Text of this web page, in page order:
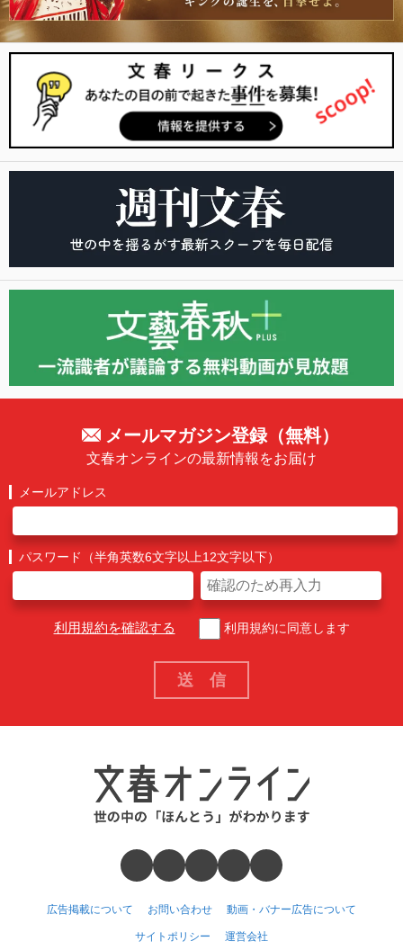
メールマガジン登録（無料）
文春オンラインの最新情報をお届け
メールアドレス
パスワード（半角英数6文字以上12文字以下）
利用規約を確認する 利用規約に同意します
広告掲載について お問い合わせ 動画・バナー広告について
サイトポリシー 運営会社